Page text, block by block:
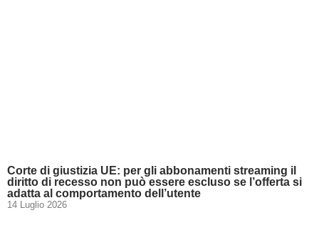
Corte di giustizia UE: per gli abbonamenti streaming il
diritto di recesso non può essere escluso se l’offerta si
adatta al comportamento dell’utente
14 Luglio 2026